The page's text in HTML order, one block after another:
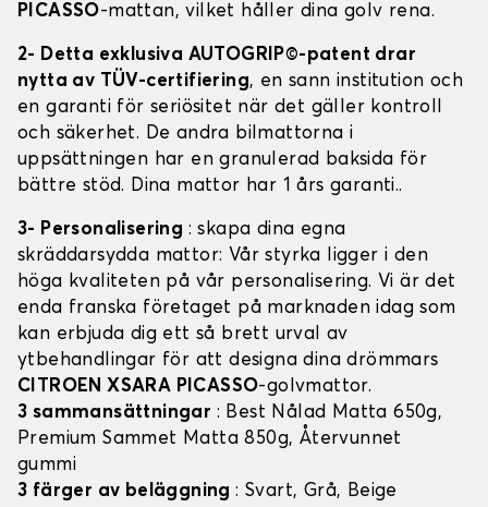
PICASSO-mattan, vilket håller dina golv rena.
2- Detta exklusiva AUTOGRIP©-patent drar
nytta av TÜV-certifiering, en sann institution och
en garanti för seriösitet när det gäller kontroll
och säkerhet. De andra bilmattorna i
uppsättningen har en granulerad baksida för
bättre stöd. Dina mattor har 1 års garanti..
3- Personalisering : skapa dina egna
skräddarsydda mattor: Vår styrka ligger i den
höga kvaliteten på vår personalisering. Vi är det
enda franska företaget på marknaden idag som
kan erbjuda dig ett så brett urval av
ytbehandlingar för att designa dina drömmars
CITROEN XSARA PICASSO-golvmattor.
3 sammansättningar : Best Nålad Matta 650g,
Premium Sammet Matta 850g, Återvunnet
gummi
3 färger av beläggning: Svart, Grå, Beige